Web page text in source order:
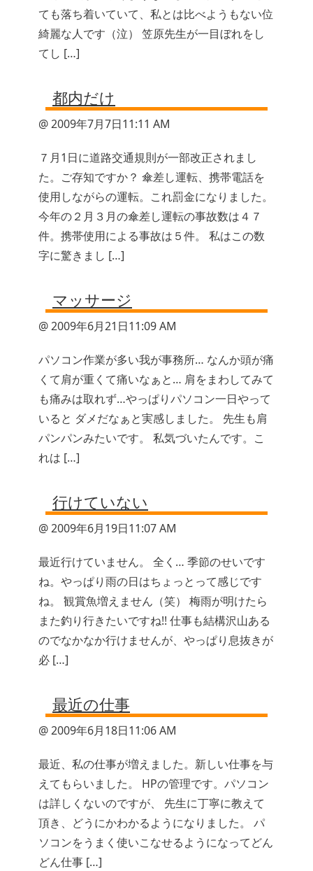
ても落ち着いていて、私とは比べようもない位
綺麗な人です（泣） 笠原先生が一目ぼれをし
てし […]
都内だけ
@ 2009年7月7日11:11 AM
７月1日に道路交通規則が一部改正されまし
た。ご存知ですか？ 傘差し運転、携帯電話を
使用しながらの運転。これ罰金になりました。
今年の２月３月の傘差し運転の事故数は４７
件。携帯使用による事故は５件。 私はこの数
字に驚きまし […]
マッサージ
@ 2009年6月21日11:09 AM
パソコン作業が多い我が事務所… なんか頭が痛
くて肩が重くて痛いなぁと… 肩をまわしてみて
も痛みは取れず…やっぱりパソコン一日やって
いると ダメだなぁと実感しました。 先生も肩
パンパンみたいです。 私気づいたんです。こ
れは […]
行けていない
@ 2009年6月19日11:07 AM
最近行けていません。 全く… 季節のせいです
ね。やっぱり雨の日はちょっとって感じです
ね。 観賞魚増えません（笑） 梅雨が明けたら
また釣り行きたいですね!! 仕事も結構沢山ある
のでなかなか行けませんが、やっぱり息抜きが
必 […]
最近の仕事
@ 2009年6月18日11:06 AM
最近、私の仕事が増えました。新しい仕事を与
えてもらいました。 HPの管理です。パソコン
は詳しくないのですが、 先生に丁寧に教えて
頂き、どうにかわかるようになりました。 パ
ソコンをうまく使いこなせるようになってどん
どん仕事 […]